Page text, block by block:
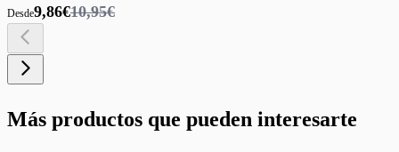
Desde9,86€10,95€
Más productos que pueden interesarte